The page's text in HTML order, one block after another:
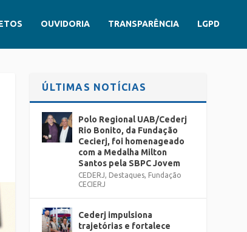
OUVIDORIA TRANSPARÊNCIA LGPD
ÚLTIMAS NOTÍCIAS
Polo Regional UAB/Cederj
Rio Bonito, da Fundação
Cecierj, foi homenageado
com a Medalha Milton
Santos pela SBPC Jovem
CEDERJ, Destaques, Fundação
CECIERJ
Cederj impulsiona
trajetórias e fortalece